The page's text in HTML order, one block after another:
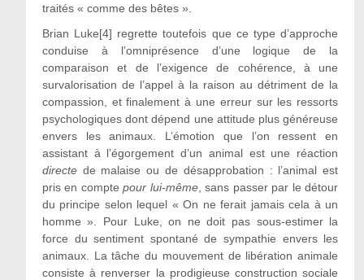
traités « comme des bêtes ».
Brian Luke[4] regrette toutefois que ce type d’approche
conduise à l’omniprésence d’une logique de la
comparaison et de l’exigence de cohérence, à une
survalorisation de l’appel à la raison au détriment de la
compassion, et finalement à une erreur sur les ressorts
psychologiques dont dépend une attitude plus généreuse
envers les animaux. L’émotion que l’on ressent en
assistant à l’égorgement d’un animal est une réaction
directede malaise ou de désapprobation : l’animal est
pris en comptepour lui-même, sans passer par le détour
du principe selon lequel « On ne ferait jamais cela à un
homme ». Pour Luke, on ne doit pas sous-estimer la
force du sentiment spontané de sympathie envers les
animaux. La tâche du mouvement de libération animale
consiste à renverser la prodigieuse construction sociale